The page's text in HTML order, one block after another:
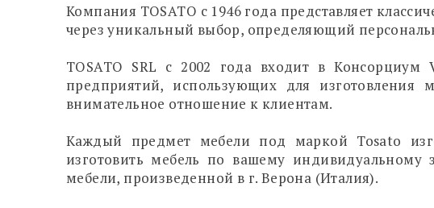
Компания TOSATO с 1946 года представляет
через уникальный выбор, определяющий
TOSATO SRL c 2002 года входит в Консорциум
предприятий, использующих для
внимательное отношение к клиентам.
Каждый предмет мебели под маркой Tosato
изготовить мебель по вашему индивидуальному
мебели, произведенной в г. Верона (Италия).